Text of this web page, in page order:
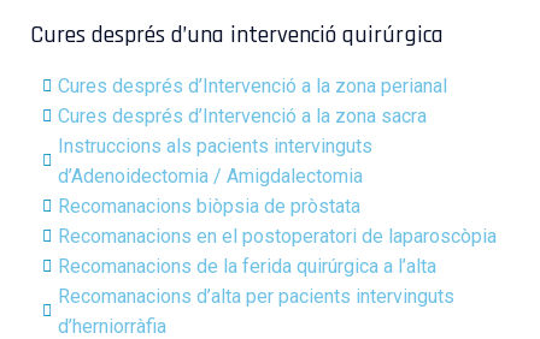
Cures després d’una intervenció quirúrgica
Cures després d’Intervenció a la zona perianal
Cures després d’Intervenció a la zona sacra
Instruccions als pacients intervinguts
d’Adenoidectomia / Amigdalectomia
Recomanacions biòpsia de pròstata
Recomanacions en el postoperatori de laparoscòpia
Recomanacions de la ferida quirúrgica a l’alta
Recomanacions d’alta per pacients intervinguts
d’herniorràfia